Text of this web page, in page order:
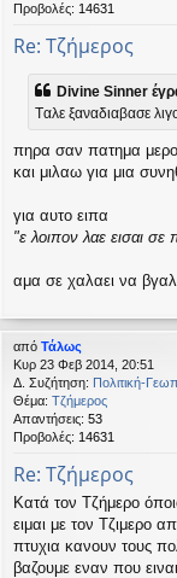
Προβολές: 14631
Re: Τζήμερος
Divine Sinner
Tαλε ξαναδιαβασε
πηρα σαν πατημα
και μιλαω για μια
για αυτο ειπα
"ε λοιπον λαε εισαι σε
αμα σε χαλαει να
από Τάλως
Κυρ 23 Φεβ 2014, 20:51
Δ. Συζήτηση: Πολιτική-
Θέμα: Τζήμερος
Απαντήσεις: 53
Προβολές: 14631
Re: Τζήμερος
Κατά τον Τζήμερο
ειμαι με τον Τζιμερο
πτυχια κανουν τους
βαζουμε εναν που